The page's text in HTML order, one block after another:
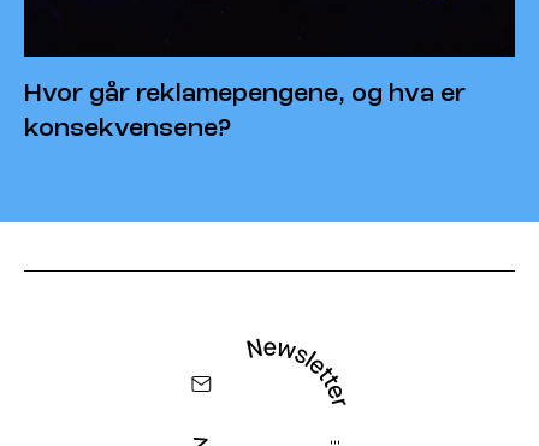
Hvor går reklamepengene, og hva er
konsekvensene?